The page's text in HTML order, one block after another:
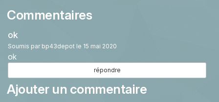
Commentaires
ok
Soumis par bp43depot le 15 mai 2020
ok
répondre
Ajouter un commentaire